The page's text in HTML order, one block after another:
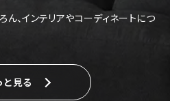
、インテリアやコーディネートにつ
と見る